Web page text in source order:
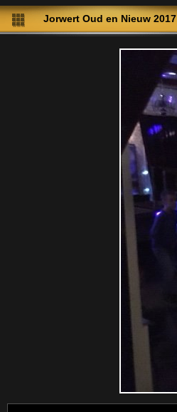
Jorwert Oud en Nieuw 2017